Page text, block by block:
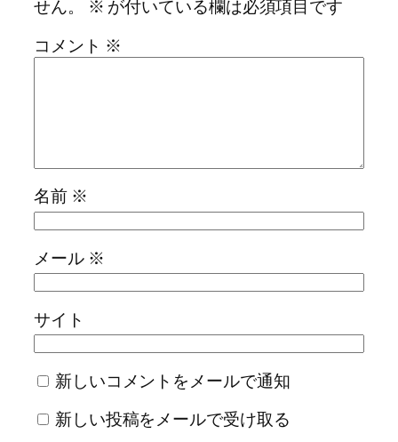
せん。 ※ が付いている欄は必須項目です
コメント ※
名前 ※
メール ※
サイト
新しいコメントをメールで通知
新しい投稿をメールで受け取る